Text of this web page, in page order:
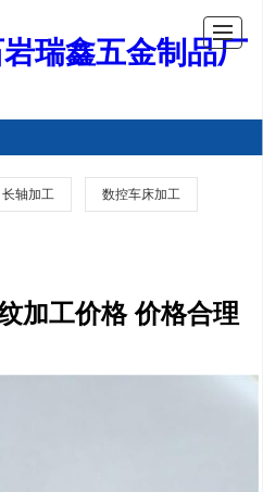
瑞鑫五金制品厂
长轴加工 数控车床加工
加工价格 价格合理